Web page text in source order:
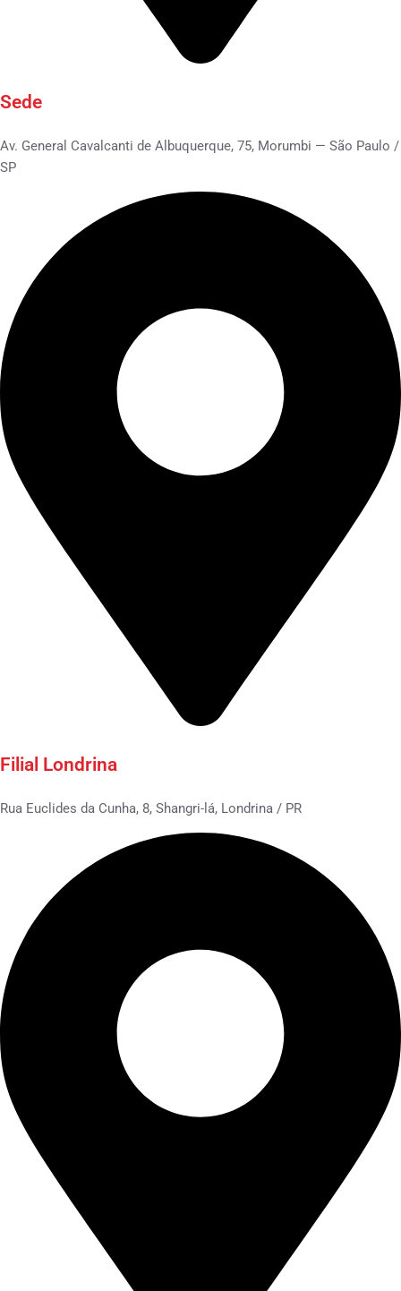
Sede
Av. General Cavalcanti de Albuquerque, 75, Morumbi — São Paulo /
SP
Filial Londrina
Rua Euclides da Cunha, 8, Shangri-lá, Londrina / PR